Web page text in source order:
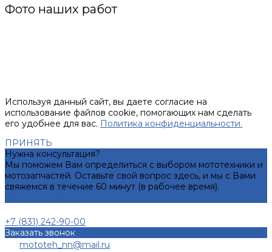
Фото наших работ
Используя данный сайт, вы даете согласие на
использование файлов cookie, помогающих нам сделать
его удобнее для вас. Политика конфиденциальности.
ПРИНЯТЬ
Нужна консультация?
Мы поможем Вам определиться с выбором мототехники и
мотозапчастей. Оставьте свой вопрос здесь, и мы с Вами
свяжемся в течение 60 минут (в рабочее время).
+7 (831) 242-90-00
Заказать звонок
mototeh_nn@mail.ru